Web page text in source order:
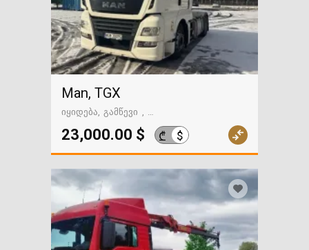
Man, TGX
იყიდება გამწევი
გზაში. საქართველოსკენ
23,000.00 $ ₾ $